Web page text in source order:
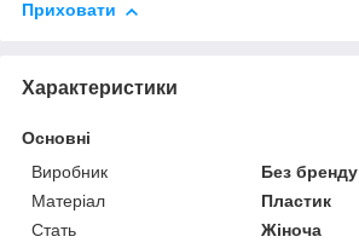
Приховати
Характеристики
Основні
Виробник
Без бренду
Матеріал
Пластик
Стать
Жіноча